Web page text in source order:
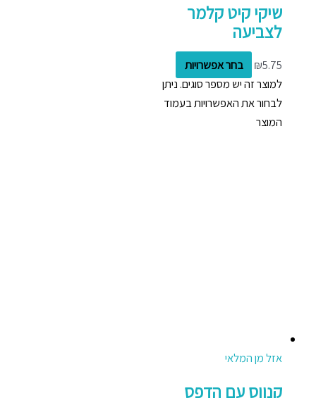
שיקי קיט קלמר
לצביעה
₪5.75
בחר אפשרויות
למוצר זה יש מספר סוגים. ניתן
לבחור את האפשרויות בעמוד
המוצר
אזל מן המלאי
קנווס עם הדפס